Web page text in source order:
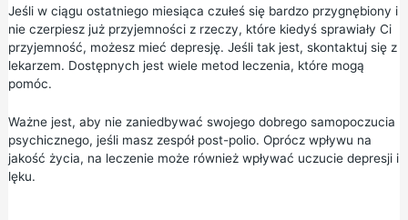
Jeśli w ciągu ostatniego miesiąca czułeś się bardzo przygnębiony i
nie czerpiesz już przyjemności z rzeczy, które kiedyś sprawiały Ci
przyjemność, możesz mieć depresję. Jeśli tak jest, skontaktuj się z
lekarzem. Dostępnych jest wiele metod leczenia, które mogą
pomóc.
Ważne jest, aby nie zaniedbywać swojego dobrego samopoczucia
psychicznego, jeśli masz zespół post-polio. Oprócz wpływu na
jakość życia, na leczenie może również wpływać uczucie depresji i
lęku.